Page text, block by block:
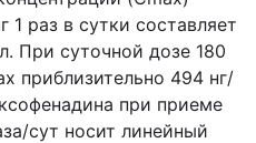
раз в сутки составляет
При суточной дозе 180
приблизительно 494 нг/
при приеме
сут носит линейный